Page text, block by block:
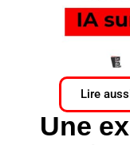
Lire
Une